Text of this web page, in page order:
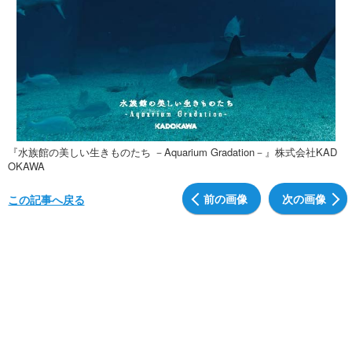
『水族館の美しい生きものたち －Aquarium Gradation－』株式会社KAD
OKAWA
前の画像 次の画像
この記事へ戻る